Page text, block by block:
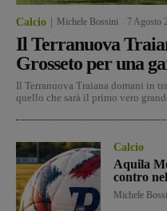
Calcio Michele Bossini 7 Agosto
Il Terranuova
Grosseto per una
Il Terranuova Traiana domani in
quello che sarà il primo vero
Calcio
Aquila
contro
Michele